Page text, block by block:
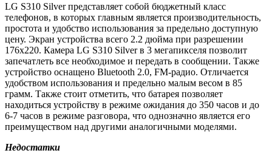
LG S310 Silver представляет собой бюджетный класс
телефонов, в которых главным является производительность,
простота и удобство использования за предельно доступную
цену. Экран устройства всего 2.2 дюйма при разрешении
176х220. Камера LG S310 Silver в 3 мегапикселя позволит
запечатлеть все необходимое и передать в сообщении. Также
устройство оснащено Bluetooth 2.0, FM-радио. Отличается
удобством использования и предельно малым весом в 85
грамм. Также стоит отметить, что батарея позволяет
находиться устройству в режиме ожидания до 350 часов и до
6-7 часов в режиме разговора, что однозначно является его
преимуществом над другими аналогичными моделями.
Недостатки